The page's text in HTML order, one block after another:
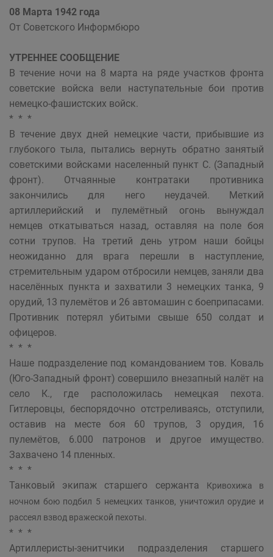
08 Марта 1942 года
От Советского Информбюро
УТРЕННЕЕ СООБЩЕНИЕ
В течение ночи на 8 марта на ряде участков фронта
советские войска вели наступательные бои против
немецко-фашистских войск.
* * *
В течение двух дней немецкие части, прибывшие из
глубокого тыла, пытались вернуть обратно занятый
советскими войсками населенный пункт С. (Западный
фронт). Отчаянные контратаки противника
закончились для него неудачей. Меткий
артиллерийский и пулемётный огонь вынуждал
немцев откатываться назад, оставляя на поле боя
сотни трупов. На третий день утром наши бойцы
неожиданно для врага перешли в наступление,
стремительным ударом отбросили немцев, заняли два
населённых пункта и захватили 3 немецких танка, 9
орудий, 13 пулемётов и 26 автомашин с боеприпасами.
Противник потерял убитыми свыше 650 солдат и
офицеров.
* * *
Наше подразделение под командованием тов. Коваль
(Юго-Западный фронт) совершило внезапный налёт на
село К., где расположилась немецкая пехота.
Гитлеровцы, беспорядочно отстреливаясь, отступили,
оставив на месте боя 60 трупов, 3 орудия, 16
пулемётов, 6.000 патронов и другое имущество.
Захвачено 14 пленных.
* * *
Танковый экипаж старшего сержанта
Кривохижа в
ночном бою подбил 5 немецких танков, уничтожил орудие и
рассеял взвод вражеской пехоты.
* * *
Артиллеристы-зенитчики подразделения старшего